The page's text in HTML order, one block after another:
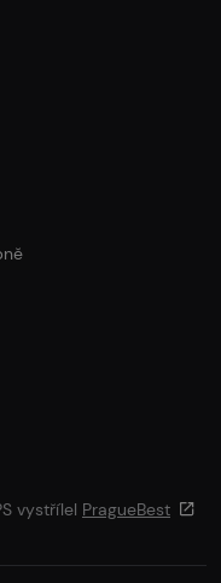
vystřílel PragueBest